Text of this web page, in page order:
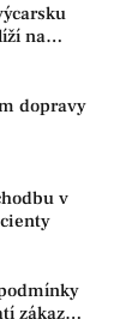
na
dopravy
v
zákaz